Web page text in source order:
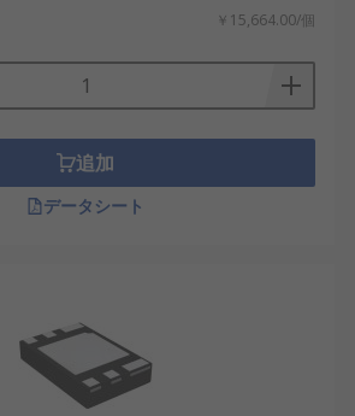
￥15,664.00/個
追加
データシート